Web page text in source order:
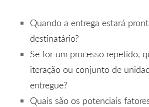
Quando a entrega estará
destinatário?
Se for um processo repetido,
iteração ou conjunto de
entregue?
Quais são os potenciais